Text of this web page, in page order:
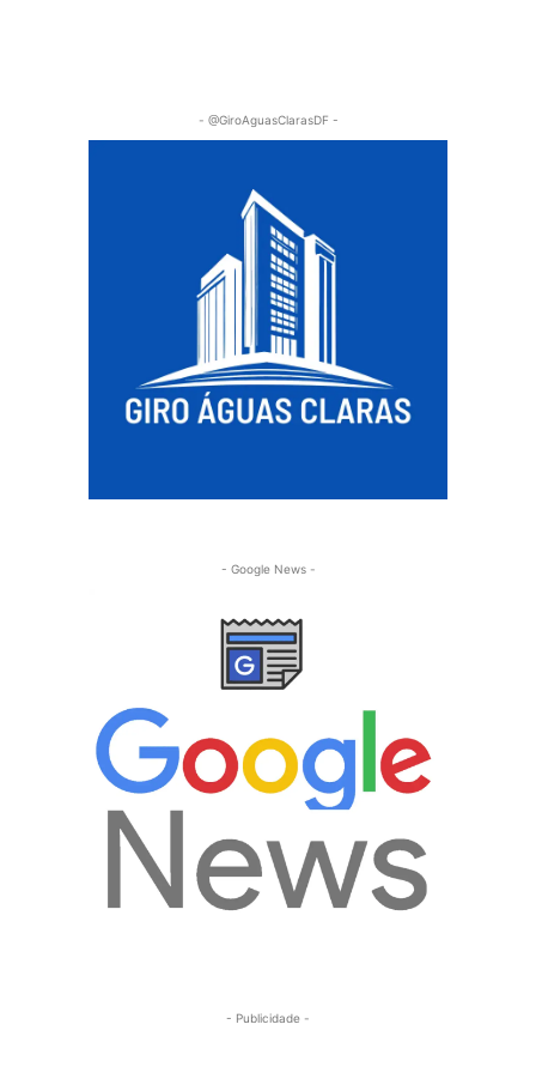
- @GiroAguasClarasDF -
- Google News -
- Publicidade -